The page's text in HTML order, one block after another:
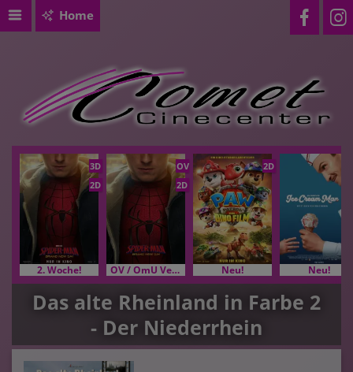
Home
3D
2D
2. Woche!
OV
2D
OV / OmU Versionen
2D
Neu! Neu!
Das alte Rheinland in Farbe 2
- Der Niederrhein